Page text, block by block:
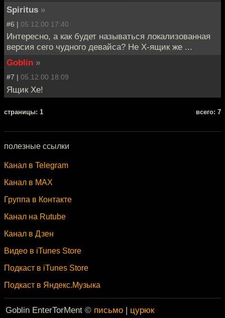
Spiritus »
#6 | 05.12.00 17:40
Интересно, а как будет называться локализованная
версия сего чудного девайса? Не Х-ящик же ...
Goblin »
#7 | 05.12.00 18:09
Ящик Хе!
cтраницы: 1 всего: 7
полезные ссылки
Канал в Telegram
Канал в MAX
Группа в Контакте
Канал на Rutube
Канал в Дзен
Видео в iTunes Store
Подкаст в iTunes Store
Подкаст в Яндекс.Музыка
Goblin EnterTorMent © письмо | цурюк